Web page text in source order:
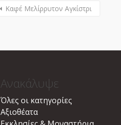
Καφέ Μελίρρυτον Αγκίστρι
Ανακάλυψε
Όλες οι κατηγορίες
Αξιοθέατα